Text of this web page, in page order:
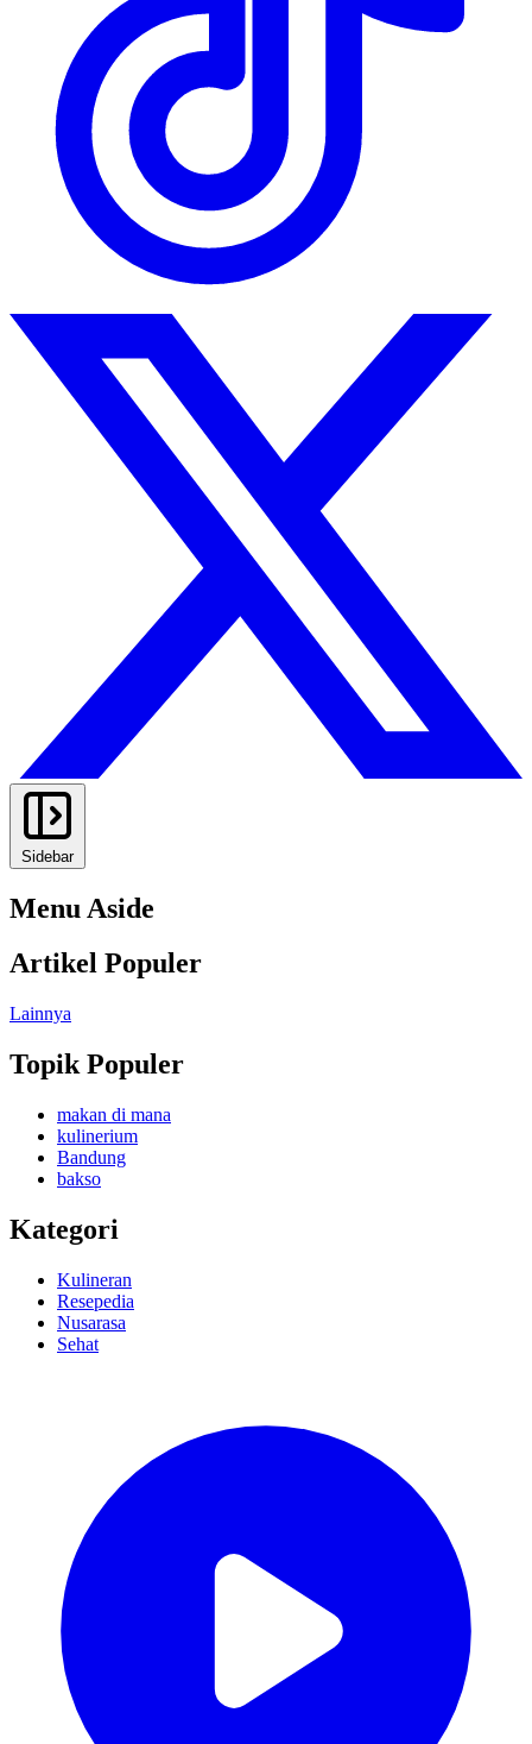
Sidebar
Menu Aside
Artikel Populer
Lainnya
Topik Populer
makan di mana
kulinerium
Bandung
bakso
Kategori
Kulineran
Resepedia
Nusarasa
Sehat